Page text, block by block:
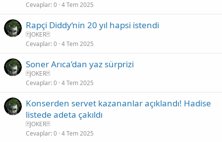
Cevaplar 0 4 Tem 2025
Rapçi Diddy‘nin 20 yıl hapsi istendi
🃏JOKER🃏
Cevaplar 0 4 Tem 2025
Soner Arıca’dan yaz sürprizi
🃏JOKER🃏
Cevaplar 0 4 Tem 2025
Konserden servet kazananlar açıklandı! Hadise
listede adeta çakıldı
🃏JOKER🃏
Cevaplar 0 4 Tem 2025